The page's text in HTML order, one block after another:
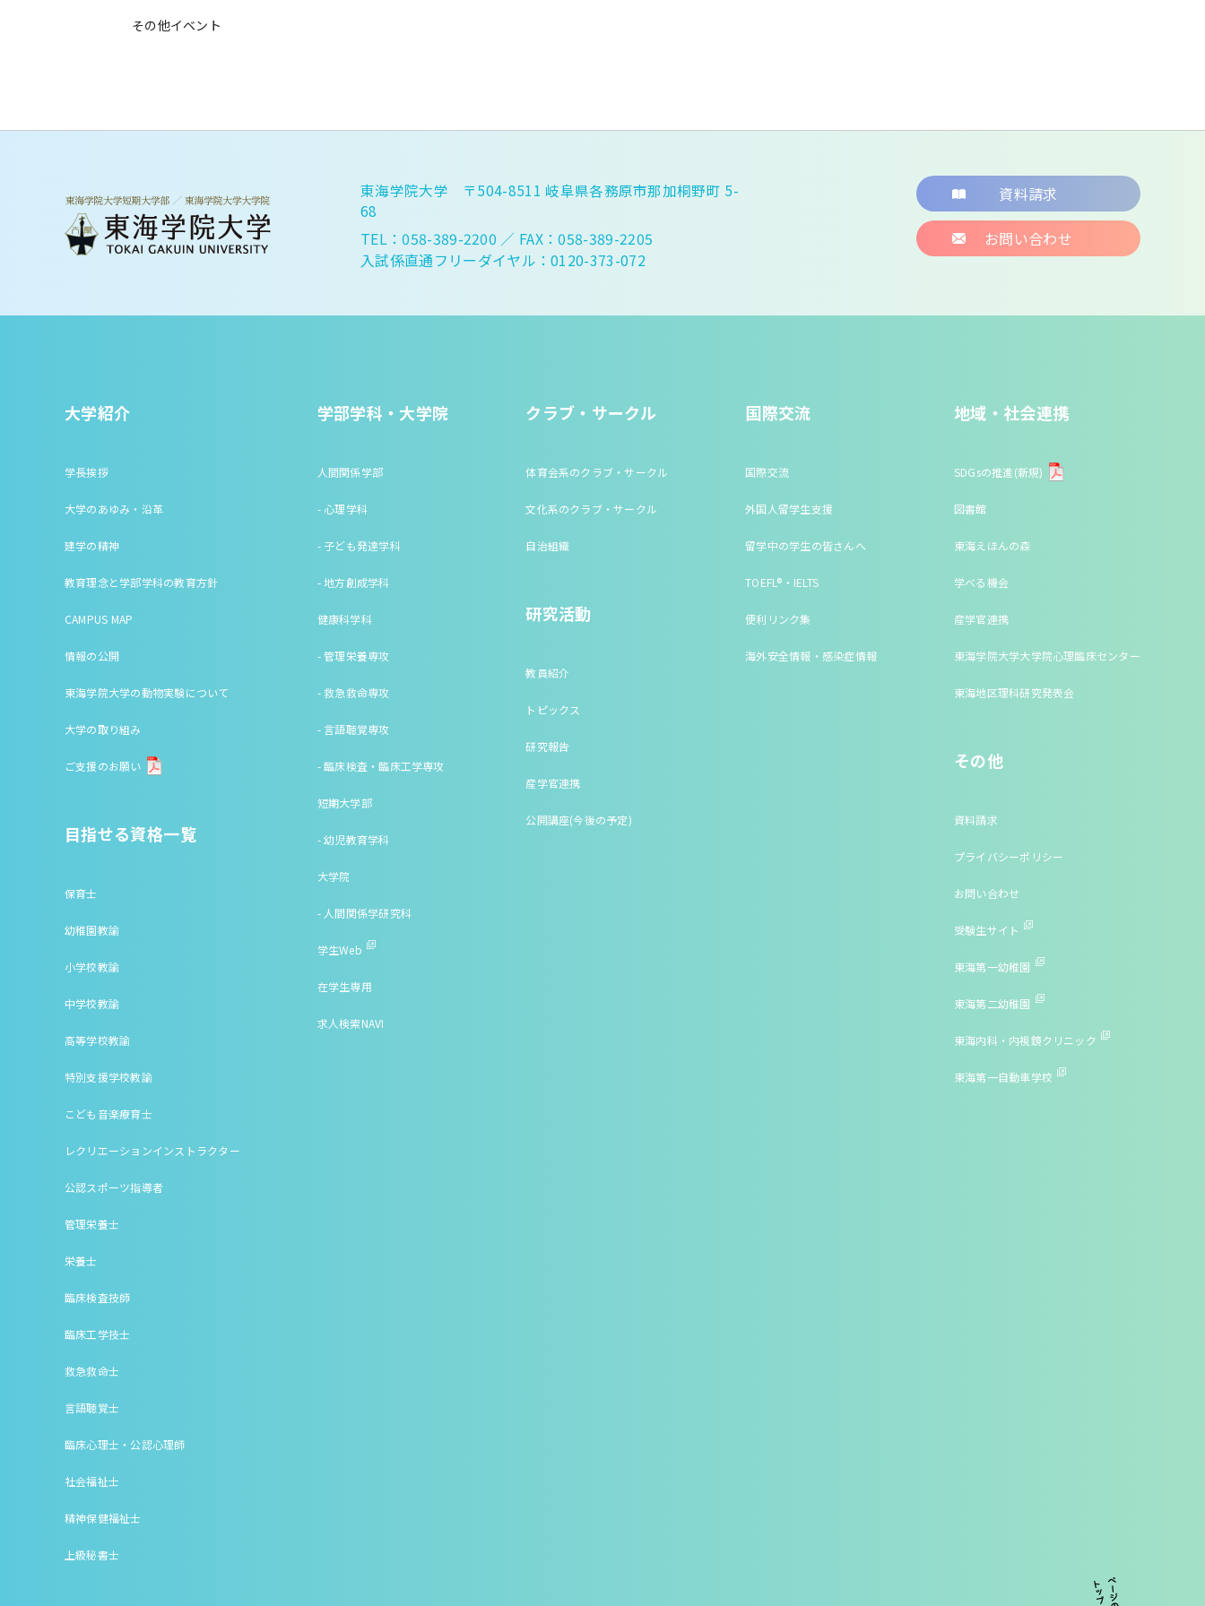
その他イベント
東海学院大学 〒504-8511 岐阜県各務原市那加桐野町 5-
68
TEL：058-389-2200 ／ FAX：058-389-2205
入試係直通フリーダイヤル：0120-373-072
資料請求
お問い合わせ
大学紹介
学長挨拶
大学のあゆみ・沿革
建学の精神
教育理念と学部学科の教育方針
CAMPUS MAP
情報の公開
東海学院大学の動物実験について
大学の取り組み
ご支援のお願い
目指せる資格一覧
保育士
幼稚園教諭
小学校教諭
中学校教諭
高等学校教諭
特別支援学校教諭
こども音楽療育士
レクリエーションインストラクター
公認スポーツ指導者
管理栄養士
栄養士
臨床検査技師
臨床工学技士
救急救命士
言語聴覚士
臨床心理士・公認心理師
社会福祉士
精神保健福祉士
上級秘書士
学部学科・大学院
人間関係学部
- 心理学科
- 子ども発達学科
- 地方創成学科
健康科学科
- 管理栄養専攻
- 救急救命専攻
- 言語聴覚専攻
- 臨床検査・臨床工学専攻
短期大学部
- 幼児教育学科
大学院
- 人間関係学研究科
学生Web
在学生専用
求人検索NAVI
クラブ・サークル
体育会系のクラブ・サークル
文化系のクラブ・サークル
自治組織
研究活動
教員紹介
トピックス
研究報告
産学官連携
公開講座(今後の予定)
国際交流
国際交流
外国人留学生支援
留学中の学生の皆さんへ
TOEFL®・IELTS
便利リンク集
海外安全情報・感染症情報
地域・社会連携
SDGsの推進(新規)
図書館
東海えほんの森
学べる機会
産学官連携
東海学院大学大学院心理臨床センター
東海地区理科研究発表会
その他
資料請求
プライバシーポリシー
お問い合わせ
受験生サイト
東海第一幼稚園
東海第二幼稚園
東海内科・内視鏡クリニック
東海第一自動車学校